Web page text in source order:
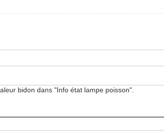
bidon dans "Info état lampe poisson".